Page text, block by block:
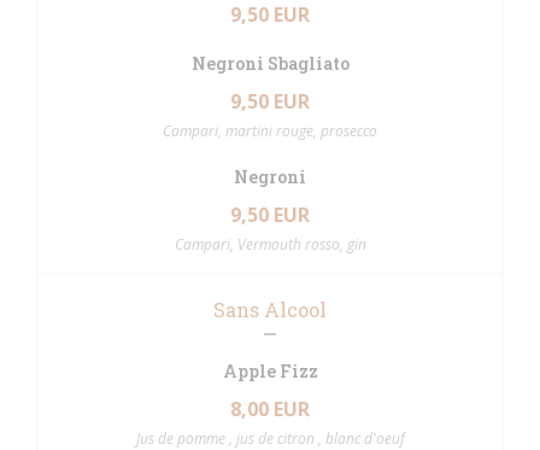
9,50 EUR
Negroni Sbagliato
9,50 EUR
Campari, martini rouge, prosecco
Negroni
9,50 EUR
Campari, Vermouth rosso, gin
Sans Alcool
Apple Fizz
8,00 EUR
Jus de pomme , jus de citron , blanc d'oeuf